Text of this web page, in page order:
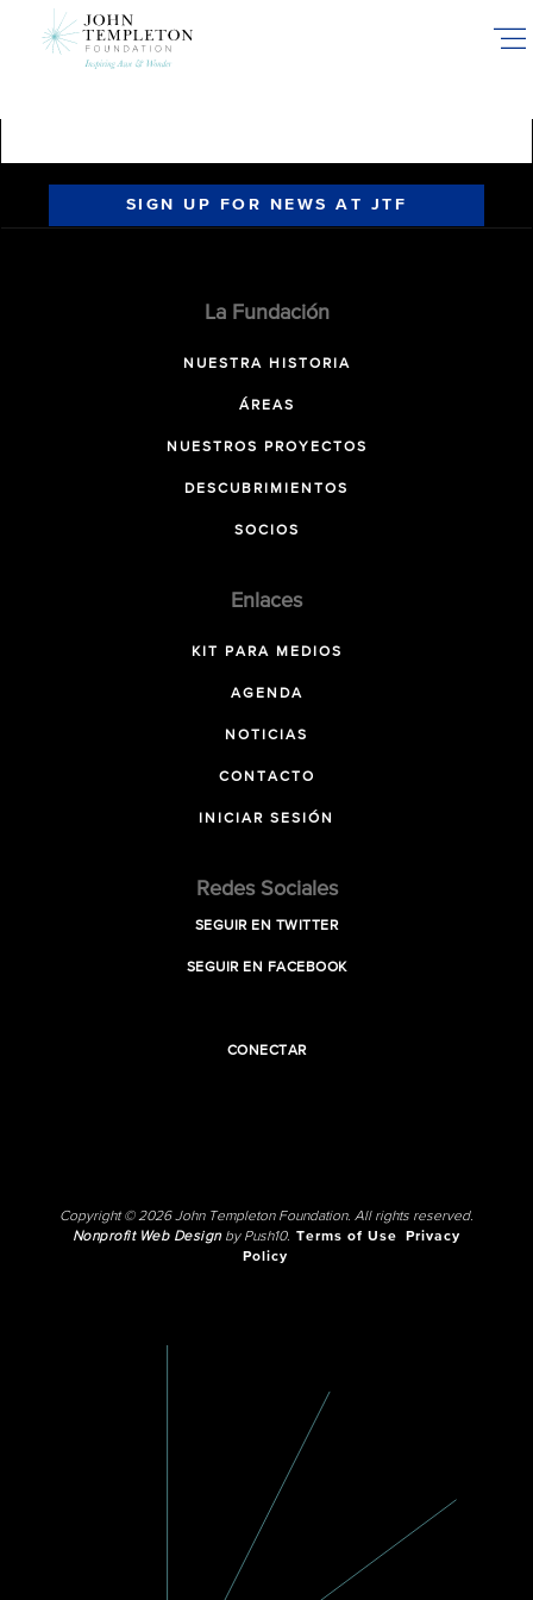
SIGN UP FOR NEWS AT JTF
La Fundación
NUESTRA HISTORIA
ÁREAS
NUESTROS PROYECTOS
DESCUBRIMIENTOS
SOCIOS
Enlaces
KIT PARA MEDIOS
AGENDA
NOTICIAS
CONTACTO
INICIAR SESIÓN
Redes Sociales
SEGUIR EN TWITTER
SEGUIR EN FACEBOOK
CONECTAR
Copyright © 2026 John Templeton Foundation. All rights reserved.
Nonprofit Web Designby Push10. Terms of Use
Privacy
Policy